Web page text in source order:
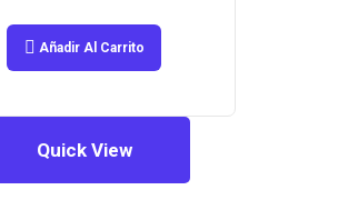
Añadir Al Carrito
Quick View